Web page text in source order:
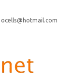
ocells@hotmail.com